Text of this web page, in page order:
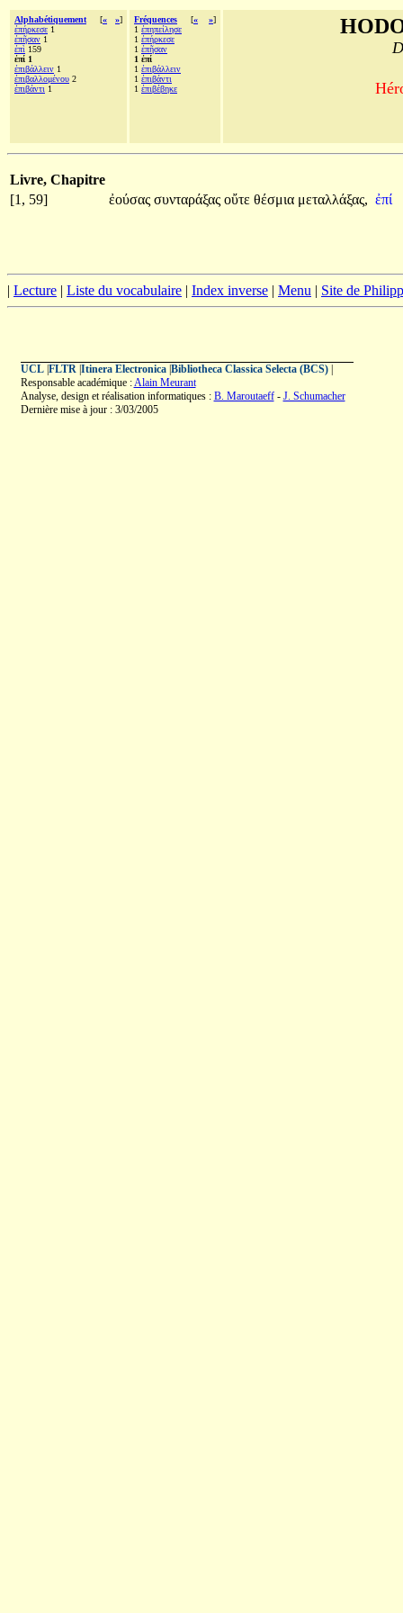
Alphabétiquement [« »]
ἐπήρκεσε 1
ἐπῆσαν 1
ἐπὶ 159
ἐπί 1
ἐπιβάλλειν 1
ἐπιβαλλομένου 2
ἐπιβάντι 1
Fréquences [« »]
1 ἐπηπείλησε
1 ἐπήρκεσε
1 ἐπῆσαν
1 ἐπί
1 ἐπιβάλλειν
1 ἐπιβάντι
1 ἐπιβέβηκε
Livre, Chapitre
[1, 59]
ἐούσας συνταράξας οὔτε θέσμια μεταλλάξας, ἐπί
| Lecture | Liste du vocabulaire | Index inverse | Menu | Site de
UCL| FLTR| Itinera Electronica| Bibliotheca Classica Selecta (BCS)|
Responsable académique :Alain Meurant
Analyse, design et réalisation informatiques : B. Maroutaeff- J. Schumacher
Dernière mise à jour : 3/03/2005